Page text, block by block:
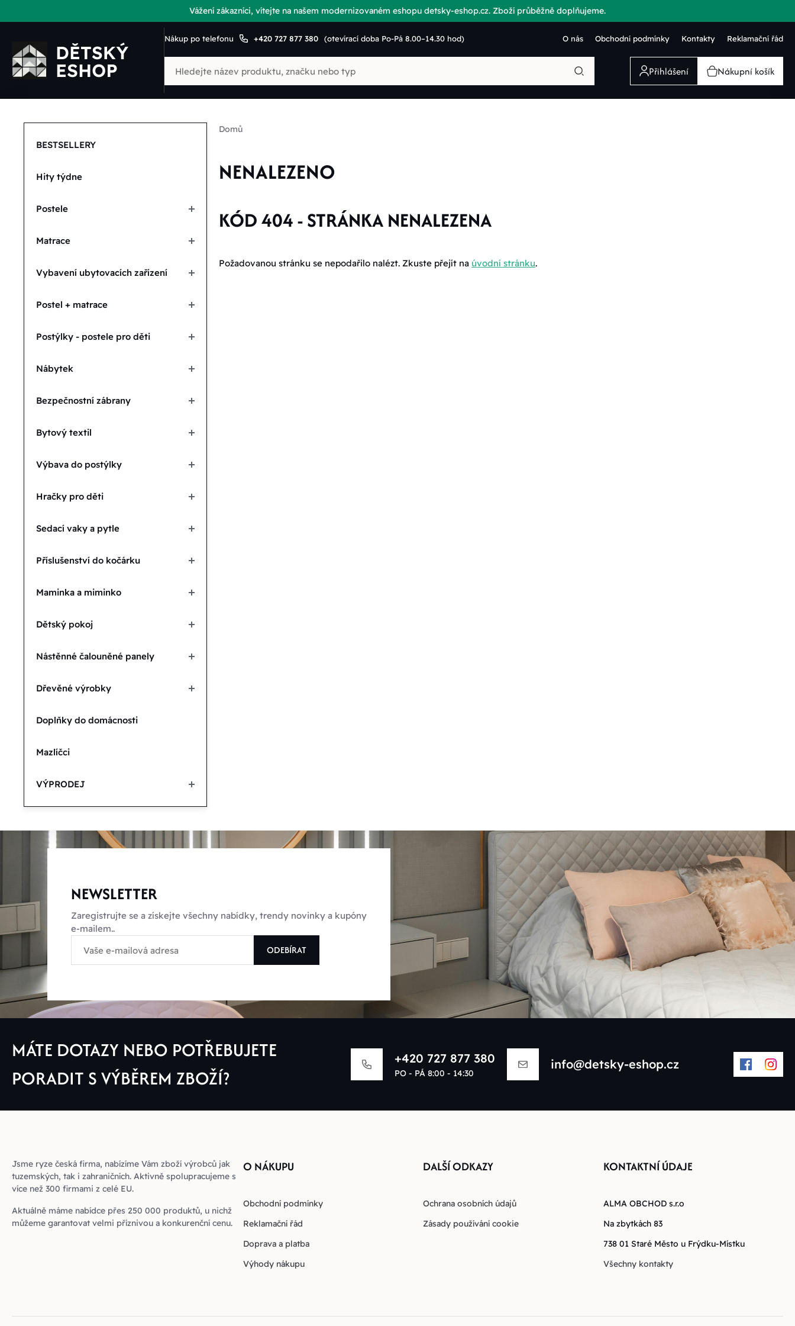
Vážení zákazníci, vítejte na našem modernizovaném eshopu detsky-eshop.cz. Zboží průběžně doplňujeme.
Nákup po telefonu +420 727 877 380 (otevírací doba Po-Pá 8.00–14.30 hod) O nás Obchodní podmínky Kontakty Reklamační řád
Přihlášení Nákupní košík
BESTSELLERY
Hity týdne
Postele
Matrace
Vybavení ubytovacích zařízení
Postel + matrace
Postýlky - postele pro děti
Nábytek
Bezpečnostní zábrany
Bytový textil
Výbava do postýlky
Hračky pro děti
Sedací vaky a pytle
Příslušenství do kočárku
Maminka a miminko
Dětský pokoj
Nástěnné čalouněné panely
Dřevěné výrobky
Doplňky do domácnosti
Mazlíčci
VÝPRODEJ
Domů
NENALEZENO
KÓD 404 - STRÁNKA NENALEZENA
Požadovanou stránku se nepodařilo nalézt. Zkuste přejít na úvodní stránku.
NEWSLETTER
Zaregistrujte se a získejte všechny nabídky, trendy novinky a kupóny
e-mailem..
ODEBÍRAT
MÁTE DOTAZY NEBO POTŘEBUJETE
PORADIT S VÝBĚREM ZBOŽÍ?
+420 727 877 380
PO - PÁ 8:00 - 14:30
info@detsky-eshop.cz
Jsme ryze česká firma, nabízíme Vám zboží výrobců jak
tuzemských, tak i zahraničních. Aktivně spolupracujeme s
více než 300 firmami z celé EU.
Aktuálně máme nabídce přes 250 000 produktů, u nichž
můžeme garantovat velmi příznivou a konkurenční cenu.
O NÁKUPU
Obchodní podmínky
Reklamační řád
Doprava a platba
Výhody nákupu
DALŠÍ ODKAZY
Ochrana osobních údajů
Zásady používání cookie
KONTAKTNÍ ÚDAJE
ALMA OBCHOD s.r.o
Na zbytkách 83
738 01 Staré Město u Frýdku-Místku
Všechny kontakty